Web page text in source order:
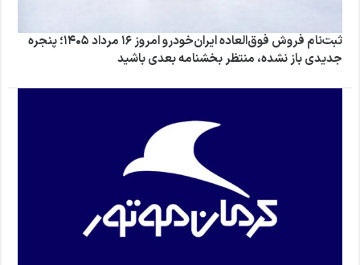
ثبت‌نام فروش فوق‌العاده ایران‌خودرو امروز ۱۶ مرداد ۱۴۰۵؛ پنجره
جدیدی باز نشده، منتظر بخشنامه بعدی باشید